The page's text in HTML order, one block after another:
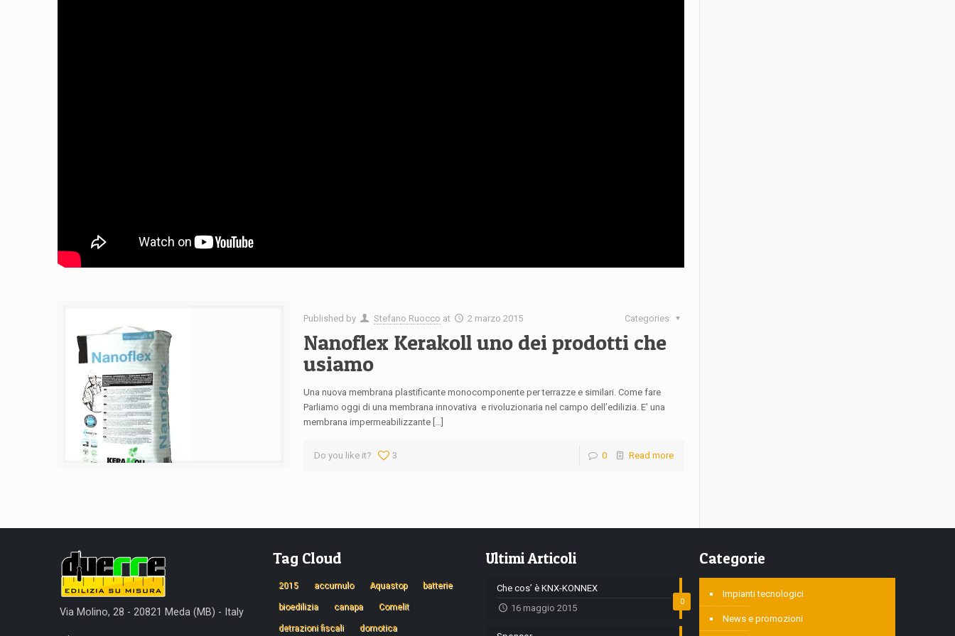
Published by Stefano Ruocco at 2 marzo 2015 Categories
Nanoflex Kerakoll uno dei prodotti che
usiamo
Una nuova membrana plastificante monocomponente per terrazze e similari. Come fare
Parliamo oggi di una membrana innovativa e rivoluzionaria nel campo dell’edilizia. E’ una
membrana impermeabilizzante […]
Do you like it? 3 0 Read more
Via Molino, 28 - 20821 Meda (MB) - Italy
Tag Cloud
2015 accumulo Aquastop batterie
bioedilizia canapa Comelit
detrazioni fiscali domotica
Ultimi Articoli
0
Che cos’ è KNX-KONNEX
16 maggio 2015
Categorie
Impianti tecnologici
News e promozioni